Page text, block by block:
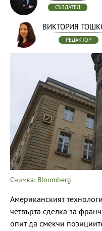
СЪЗДАТЕЛ
ВИКТОРИЯ
РЕДАКТОР
Снимка: Bloomberg
Американският
четвърта сделка за
опит да смекчи